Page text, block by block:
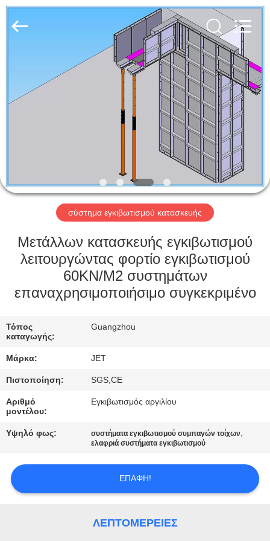
ΣΕΛΊΔΑ
ΜΕ
ΕΜΆΣ
ΕΡΓΟΣΤΆΣΙΟ
ΠΕΡΙΉΓΗΣΗ
ΠΟΙΟΤΙΚΌΣ
ΕΠΙΚΟΙΝΩΝΉΣΤΕ
ΜΑΖΊ
ΜΑΣ
ΖΗΤΉΣΤΕ
ΑΠΌΣΠΑΣΜΑ
Scaffold
Formwork
System
σύστημα εγκιβωτισμού κατασκευής
Μετάλλων κατασκευής εγκιβωτισμού
λειτουργώντας φορτίο εγκιβωτισμού
60KN/M2 συστημάτων
επαναχρησιμοποιήσιμο συγκεκριμένο
Τόπος
καταγωγής:
Guangzhou
Μάρκα: JET
Πιστοποίηση: SGS,CE
Αριθμό
μοντέλου:
Εγκιβωτισμός αργιλίου
Υψηλό φως: συστήματα εγκιβωτισμού συμπαγών τοίχων,
ελαφριά συστήματα εγκιβωτισμού
ΕΠΑΦΉ!
ΛΕΠΤΟΜΈΡΕΙΕΣ